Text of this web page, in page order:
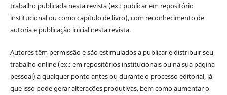
trabalho publicada nesta revista (ex.: publicar em repositório
institucional ou como capítulo de livro), com reconhecimento de
autoria e publicação inicial nesta revista.
Autores têm permissão e são estimulados a publicar e distribuir seu
trabalho online (ex.: em repositórios institucionais ou na sua página
pessoal) a qualquer ponto antes ou durante o processo editorial, já
que isso pode gerar alterações produtivas, bem como aumentar o